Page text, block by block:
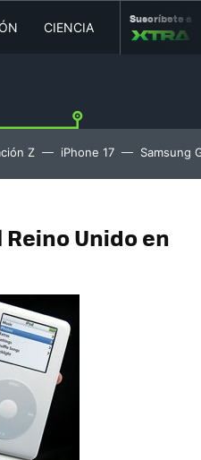
CIENCIA MOVILIDAD
Suscríbete a
Z iPhone 17 Samsung
Unido en